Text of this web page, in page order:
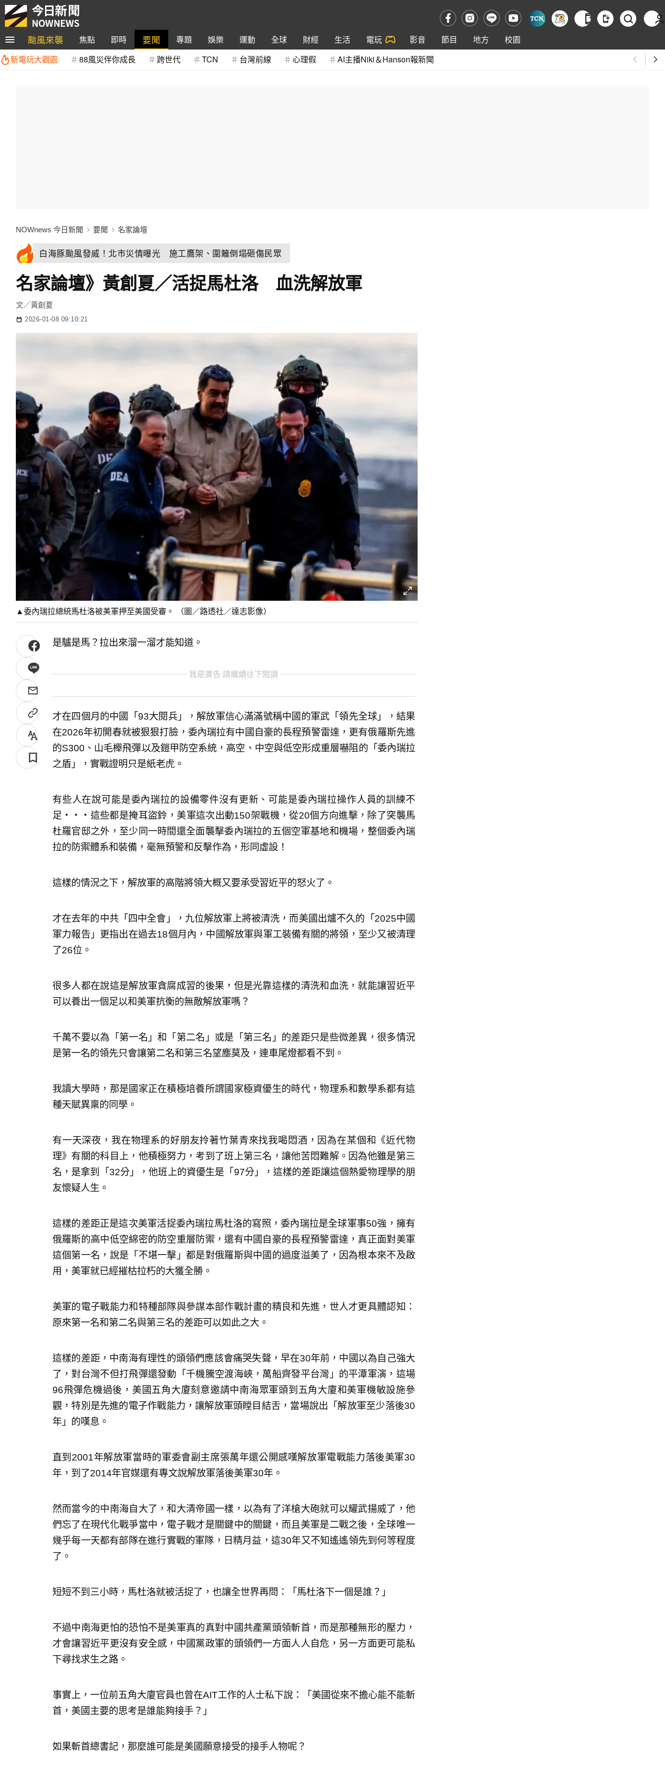
颱風來襲 焦點 即時 要聞 專題 娛樂 運動 全球 財經 生活 電玩 影音 節目 地方
校園
新電玩大觀園
88風災伴你成長 跨世代 TCN 台灣前線 心理假 AI主播Niki＆Hanson報新聞
NOWnews 今日新聞 要聞 名家論壇
白海豚颱風發威！北市災情曝光 施工鷹架、圍籬倒塌砸傷民眾
名家論壇》黃創夏／活捉馬杜洛 血洗解放軍
文／黃創夏
2026-01-08 09:10:21
▲委內瑞拉總統馬杜洛被美軍押至美國受審。 （圖／路透社／達志影像）
是驢是馬？拉出來溜一溜才能知道。
我是廣告 請繼續往下閱讀
才在四個月的中國「93大閱兵」，解放軍信心滿滿號稱中國的軍武「領先全球」，結果
在2026年初開春就被狠狠打臉，委內瑞拉有中國自豪的長程預警雷達，更有俄羅斯先進
的S300、山毛櫸飛彈以及鎧甲防空系統，高空、中空與低空形成重層嚇阻的「委內瑞拉
之盾」，實戰證明只是紙老虎。
有些人在說可能是委內瑞拉的設備零件沒有更新、可能是委內瑞拉操作人員的訓練不
足‧‧‧這些都是掩耳盜鈴，美軍這次出動150架戰機，從20個方向進擊，除了突襲馬
杜羅官邸之外，至少同一時間還全面襲擊委內瑞拉的五個空軍基地和機場，整個委內瑞
拉的防禦體系和裝備，毫無預警和反擊作為，形同虛設！
這樣的情況之下，解放軍的高階將領大概又要承受習近平的怒火了。
才在去年的中共「四中全會」，九位解放軍上將被清洗，而美國出爐不久的「2025中國
軍力報告」更指出在過去18個月內，中國解放軍與軍工裝備有關的將領，至少又被清理
了26位。
很多人都在說這是解放軍貪腐成習的後果，但是光靠這樣的清洗和血洗，就能讓習近平
可以養出一個足以和美軍抗衡的無敵解放軍嗎？
千萬不要以為「第一名」和「第二名」或是「第三名」的差距只是些微差異，很多情況
是第一名的領先只會讓第二名和第三名望塵莫及，連車尾燈都看不到。
我讀大學時，那是國家正在積極培養所謂國家極資優生的時代，物理系和數學系都有這
種天賦異稟的同學。
有一天深夜，我在物理系的好朋友拎著竹葉青來找我喝悶酒，因為在某個和《近代物
理》有關的科目上，他積極努力，考到了班上第三名，讓他苦悶難解。因為他雖是第三
名，是拿到「32分」，他班上的資優生是「97分」，這樣的差距讓這個熱愛物理學的朋
友懷疑人生。
這樣的差距正是這次美軍活捉委內瑞拉馬杜洛的寫照，委內瑞拉是全球軍事50強，擁有
俄羅斯的高中低空綿密的防空重層防禦，還有中國自豪的長程預警雷達，真正面對美軍
這個第一名，說是「不堪一擊」都是對俄羅斯與中國的過度溢美了，因為根本來不及啟
用，美軍就已經摧枯拉朽的大獲全勝。
美軍的電子戰能力和特種部隊與參謀本部作戰計畫的精良和先進，世人才更具體認知：
原來第一名和第二名與第三名的差距可以如此之大。
這樣的差距，中南海有理性的頭領們應該會痛哭失聲，早在30年前，中國以為自己強大
了，對台灣不但打飛彈還發動「千機騰空渡海峽，萬船齊發平台灣」的平潭軍演，這場
96飛彈危機過後，美國五角大廈刻意邀請中南海眾軍頭到五角大廈和美軍機敏設施參
觀，特別是先進的電子作戰能力，讓解放軍頭瞠目結舌，當場說出「解放軍至少落後30
年」的嘆息。
直到2001年解放軍當時的軍委會副主席張萬年還公開感嘆解放軍電戰能力落後美軍30
年，到了2014年官媒還有專文說解放軍落後美軍30年。
然而當今的中南海自大了，和大清帝國一樣，以為有了洋槍大砲就可以耀武揚威了，他
們忘了在現代化戰爭當中，電子戰才是關鍵中的關鍵，而且美軍是二戰之後，全球唯一
幾乎每一天都有部隊在進行實戰的軍隊，日精月益，這30年又不知遙遙領先到何等程度
了。
短短不到三小時，馬杜洛就被活捉了，也讓全世界再問：「馬杜洛下一個是誰？」
不過中南海更怕的恐怕不是美軍真的真對中國共產黨頭領斬首，而是那種無形的壓力，
才會讓習近平更沒有安全感，中國黨政軍的頭領們一方面人人自危，另一方面更可能私
下尋找求生之路。
事實上，一位前五角大廈官員也曾在AIT工作的人士私下說：「美國從來不擔心能不能斬
首，美國主要的思考是誰能夠接手？」
如果斬首總書記，那麼誰可能是美國願意接受的接手人物呢？